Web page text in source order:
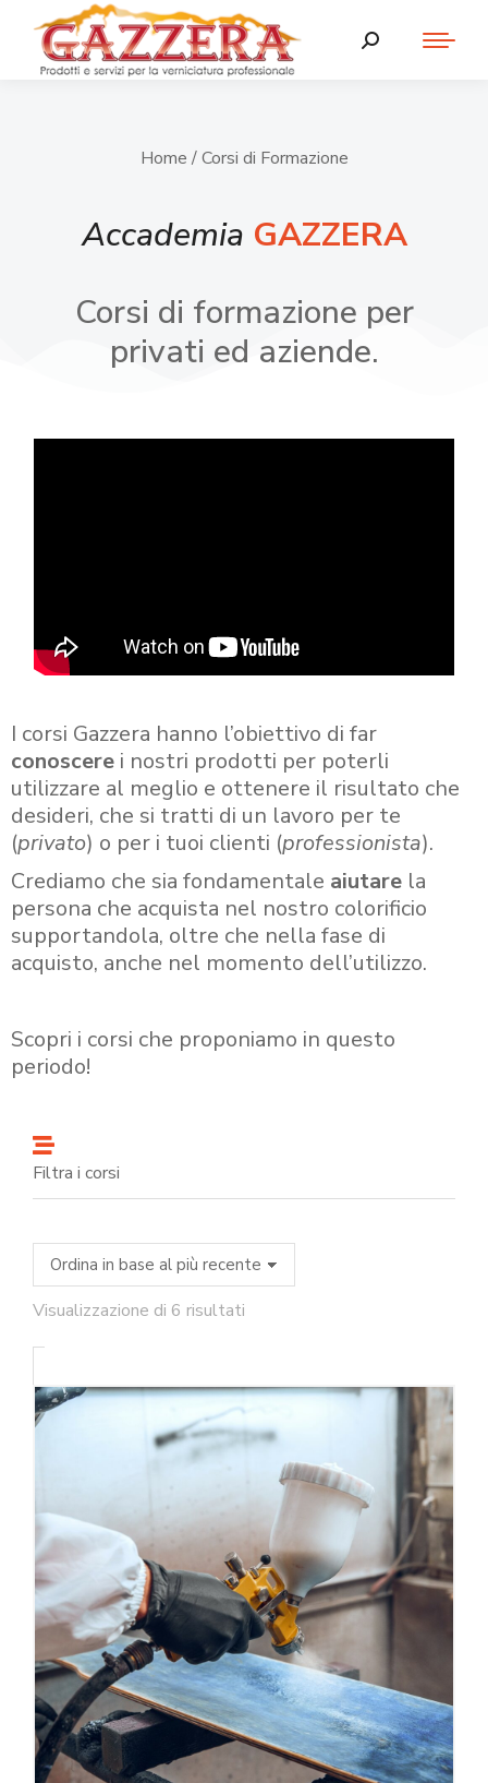
Home / Corsi di Formazione
Accademia GAZZERA
Corsi di formazione per
privati ed aziende.
I corsi Gazzera hanno l’obiettivo di far
conoscere i nostri prodotti per poterli
utilizzare al meglio e ottenere il risultato che
desideri, che si tratti di un lavoro per te
(privato) o per i tuoi clienti (professionista).
Crediamo che sia fondamentale aiutare la
persona che acquista nel nostro colorificio
supportandola, oltre che nella fase di
acquisto, anche nel momento dell’utilizzo.
Scopri i corsi che proponiamo in questo
periodo!
Filtra i corsi
Visualizzazione di 6 risultati